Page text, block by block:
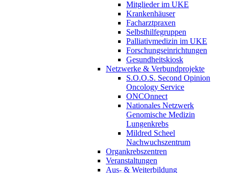
Mitglieder im UKE
Krankenhäuser
Facharztpraxen
Selbsthilfegruppen
Palliativmedizin im UKE
Forschungseinrichtungen
Gesundheitskiosk
Netzwerke & Verbundprojekte
S.O.O.S. Second Opinion
Oncology Service
ONCOnnect
Nationales Netzwerk
Genomische Medizin
Lungenkrebs
Mildred Scheel
Nachwuchszentrum
Organkrebszentren
Veranstaltungen
Aus- & Weiterbildung